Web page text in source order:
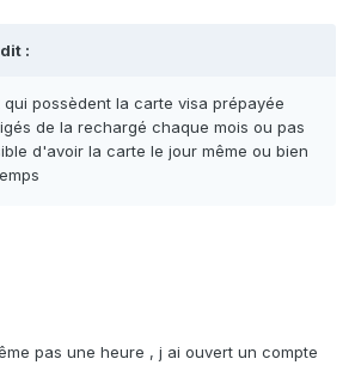
:
possèdent la carte visa prépayée
de la rechargé chaque mois ou pas
d'avoir la carte le jour même ou bien
pas une heure , j ai ouvert un compte